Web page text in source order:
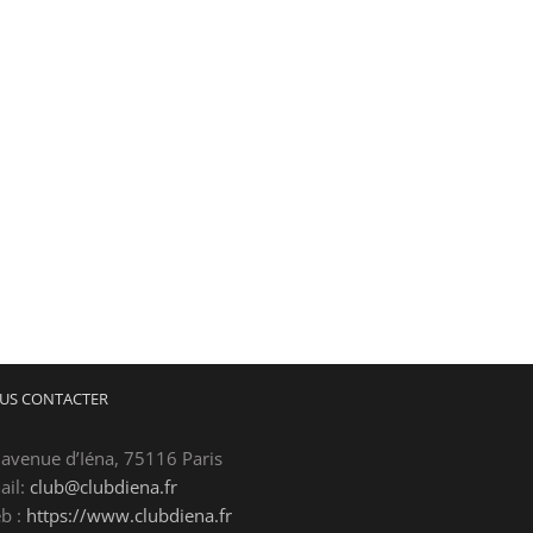
CONTACTER
d’Iéna, 75116 Paris
club@clubdiena.fr
: https://www.clubdiena.fr